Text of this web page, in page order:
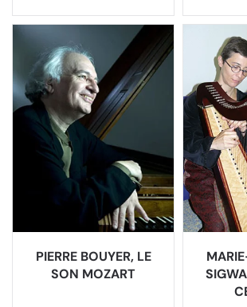
PIERRE BOUYER, LE
SON MOZART